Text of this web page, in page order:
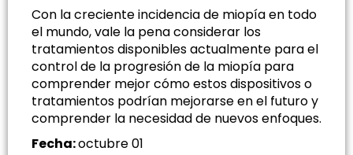
Con la creciente incidencia de miopía en todo
el mundo, vale la pena considerar los
tratamientos disponibles actualmente para el
control de la progresión de la miopía para
comprender mejor cómo estos dispositivos o
tratamientos podrían mejorarse en el futuro y
comprender la necesidad de nuevos enfoques.
Fecha:octubre 01